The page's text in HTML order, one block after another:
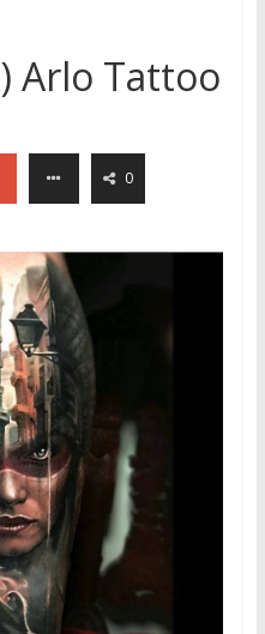
Arlo Tattoo
0